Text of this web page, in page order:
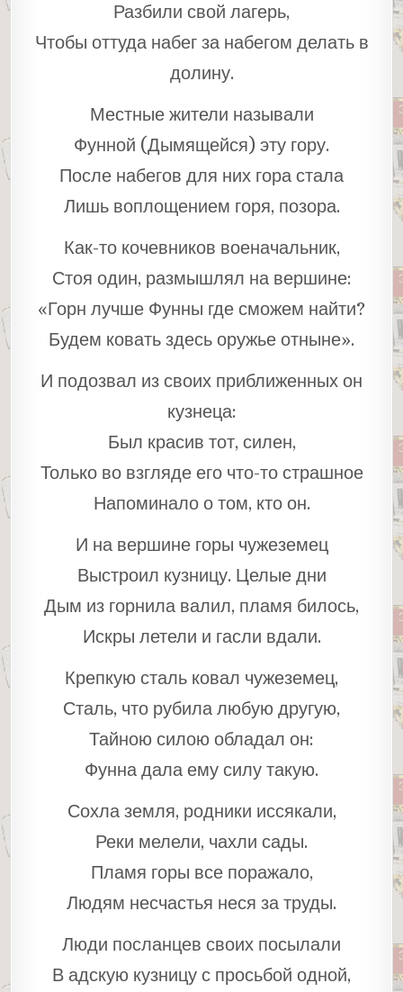
Разбили свой лагерь,
Чтобы оттуда набег за набегом делать в
долину.
Местные жители называли
Фунной (Дымящейся) эту гору.
После набегов для них гора стала
Лишь воплощением горя, позора.
Как-то кочевников военачальник,
Стоя один, размышлял на вершине:
«Горн лучше Фунны где сможем найти?
Будем ковать здесь оружье отныне».
И подозвал из своих приближенных он
кузнеца:
Был красив тот, силен,
Только во взгляде его что-то страшное
Напоминало о том, кто он.
И на вершине горы чужеземец
Выстроил кузницу. Целые дни
Дым из горнила валил, пламя билось,
Искры летели и гасли вдали.
Крепкую сталь ковал чужеземец,
Сталь, что рубила любую другую,
Тайною силою обладал он:
Фунна дала ему силу такую.
Сохла земля, родники иссякали,
Реки мелели, чахли сады.
Пламя горы все поражало,
Людям несчастья неся за труды.
Люди посланцев своих посылали
В адскую кузницу с просьбой одной,